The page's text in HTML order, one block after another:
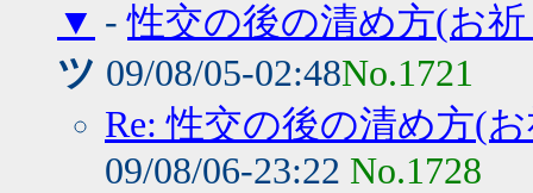
▼ -性交の後の清め方(お
ツ 09/08/05-02:48No.1721
Re: 性交の後の清め方(
09/08/06-23:22 No.1728